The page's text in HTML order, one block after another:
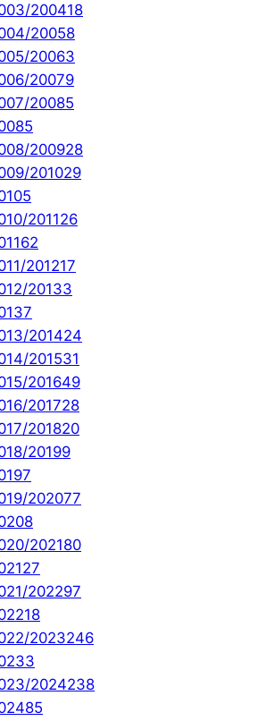
200418
20058
20063
20079
20085
5
200928
201029
5
201126
62
201217
20133
7
201424
201531
201649
201728
201820
20199
7
202077
8
202180
27
202297
18
2023246
3
2024238
85